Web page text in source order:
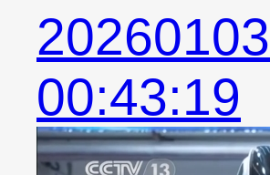
20260103
00:43:19